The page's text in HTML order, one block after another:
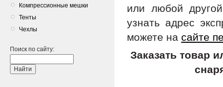
Компрессионные мешки
Тенты
Чехлы
Поиск по сайту:
или любой
узнать адрес
можете на сайте
Заказать товар